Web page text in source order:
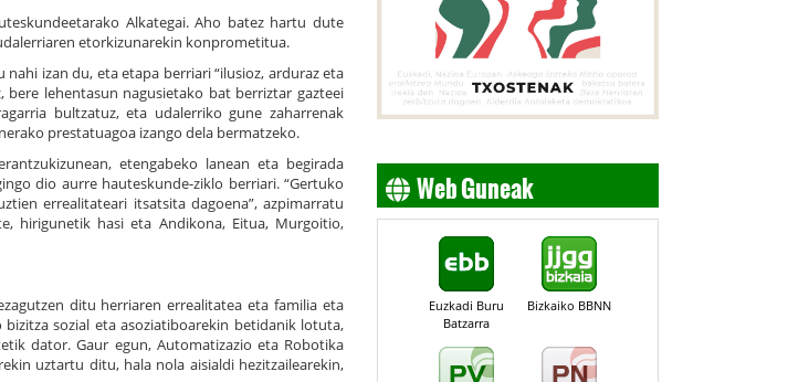
Alkategai. Aho batez hartu dute
etorkizunarekin konprometitua.
izan du, eta etapa berriari “ilusioz, arduraz eta
bere lehentasun nagusietako bat berriztar gazteei
bultzatuz, eta udalerriko gune zaharrenak
prestatuagoa izango dela bermatzeko.
etengabeko lanean eta begirada
dio aurre hauteskunde-ziklo berriari. “Gertuko
errealitateari itsatsita dagoena”, azpimarratu
hirigunetik hasi eta Andikona, Eitua, Murgoitio,
ditu herriaren errealitatea eta familia eta
sozial eta asoziatiboarekin betidanik lotuta,
dator. Gaur egun, Automatizazio eta Robotika
uztartu ditu, hala nola aisialdi hezitzailearekin,
Web Guneak
Euzkadi Buru
Batzarra
Bizkaiko BBNN